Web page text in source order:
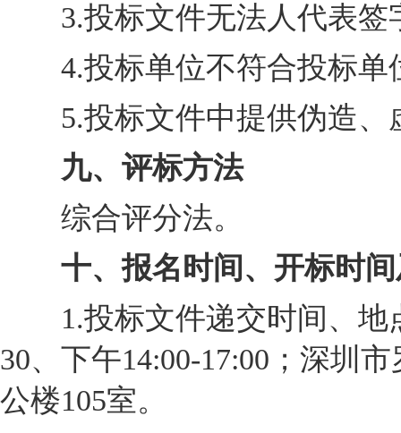
3.投标文件无法人代表签
4.投标单位不符合投标单
5.投标文件中提供伪造、
九、评标方法
综合评分法。
十、报名时间、开标时间
1.投标文件递交时间、地点
30、下午14:00-17:00；深圳
公楼105室。